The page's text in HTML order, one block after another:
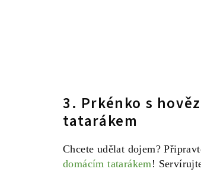
3. Prkénko s
tatarákem
Chcete udělat dojem?
domácím tatarákem!